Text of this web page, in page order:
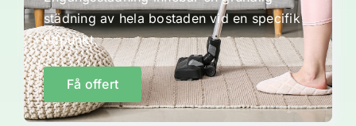
städning av hela bostaden vid en specifik
tidpunkt.
Få offert